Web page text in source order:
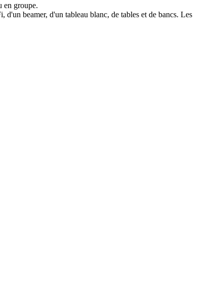
en groupe.
beamer, d'un tableau blanc, de tables et de bancs. Les